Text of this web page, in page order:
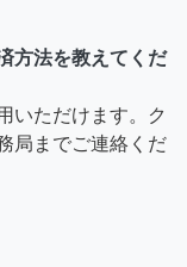
方法を教えてくだ
いただけます。ク
局までご連絡くだ